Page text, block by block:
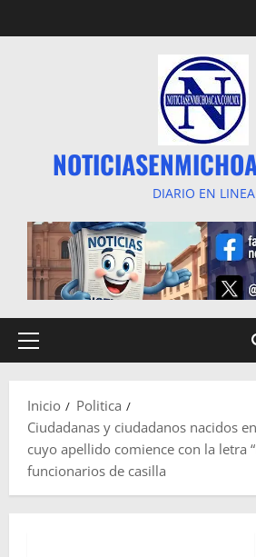
al
DIARIO EN LINEA
Menú
Inicio
Politica
Ciudadanas y ciudadanos nacidos
cuyo apellido comience con la letra
funcionarios de casilla